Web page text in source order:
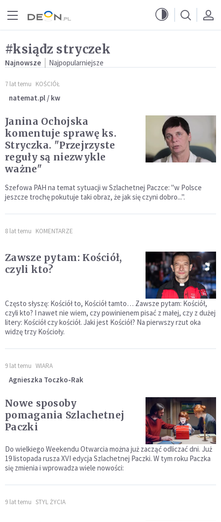
#ksiądz stryczek
Najnowsze Najpopularniejsze
7 lat temu KOŚCIÓŁ
natemat.pl / kw
Janina Ochojska
komentuje sprawę ks.
Stryczka. "Przejrzyste
reguły są niezwykle
ważne"
Szefowa PAH na temat sytuacji w Szlachetnej Paczce: "w Polsce
jeszcze trochę pokutuje taki obraz, że jak się czyni dobro...".
8 lat temu KOMENTARZE
Zawsze pytam: Kościół,
czyli kto?
Często słyszę: Kościół to, Kościół tamto… Zawsze pytam: Kościół,
czyli kto? I nawet nie wiem, czy powinienem pisać z małej, czy z dużej
litery: Kościół czy kościół. Jaki jest Kościół? Na pierwszy rzut oka
widzę trzy Kościoły.
9 lat temu WIARA
Agnieszka Toczko-Rak
Nowe sposoby
pomagania Szlachetnej
Paczki
Do wielkiego Weekendu Otwarcia można już zacząć odliczać dni. Już
19 listopada rusza XVI edycja Szlachetnej Paczki. W tym roku Paczka
się zmienia i wprowadza wiele nowości:
9 lat temu STYL ŻYCIA